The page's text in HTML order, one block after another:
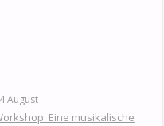
August
Eine musikalische